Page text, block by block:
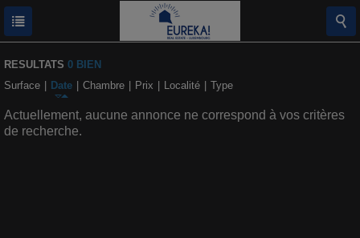
RESULTATS 0 BIEN
Surface
Date Chambre Prix Localité Type
Actuellement, aucune annonce ne correspond à vos critères
de recherche.